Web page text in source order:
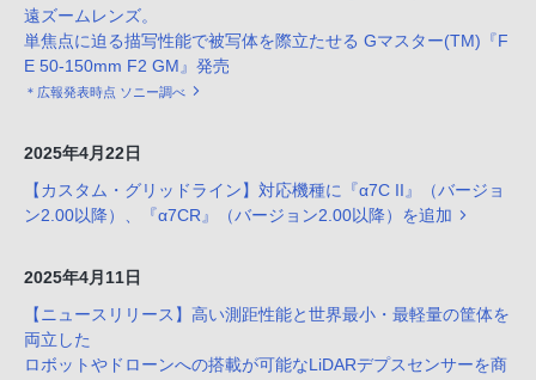
遠ズームレンズ。
単焦点に迫る描写性能で被写体を際立たせる Gマスター(TM)『F
E 50-150mm F2 GM』発売
＊広報発表時点 ソニー調べ
2025年4月22日
【カスタム・グリッドライン】対応機種に『α7C II』（バージョ
ン2.00以降）、『α7CR』（バージョン2.00以降）を追加
2025年4月11日
【ニュースリリース】高い測距性能と世界最小・最軽量の筐体を
両立した
ロボットやドローンへの搭載が可能なLiDARデプスセンサーを商